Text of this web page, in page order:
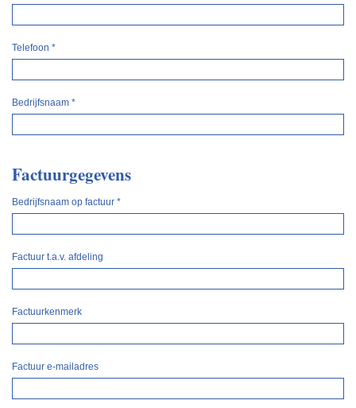
Telefoon *
Bedrijfsnaam *
Factuurgegevens
Bedrijfsnaam op factuur *
Factuur t.a.v. afdeling
Factuurkenmerk
Factuur e-mailadres